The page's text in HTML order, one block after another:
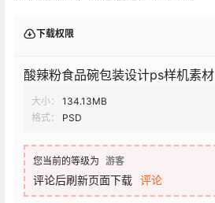
下载权限
酸辣粉食品碗包装设计ps样机素材
大小：
134.13MB
格式：
PSD
您当前的等级为 游客
评论后刷新页面下载 评论